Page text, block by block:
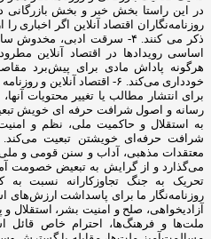
روزنامه‌نگاران اقتصاد آنلاین اگر اخباری
ذکر می کنند. ۴- سرقت ادبی،
هرگونه پاداش مادی برای پیش‌برد
خودداری می‌کند. ۶- اقتصاد
برای انتشار مطالب یا تغییر محتویات
به استقلال و حاکمیت ملی، نظم و
معتقدات مذهبی، آداب و سنن قومی و
می‌گذارد و از گرایش به تبعیض خصومت
روزنامه‌نگار ما برای پاسداشت ارزش‌های
آزادیخواهی، صلح و امنیت بشر، استقلال